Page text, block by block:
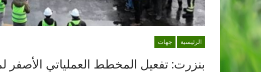
الرئيسية جهات
بنزرت: تفعيل المخطط العملياتي الأصفر